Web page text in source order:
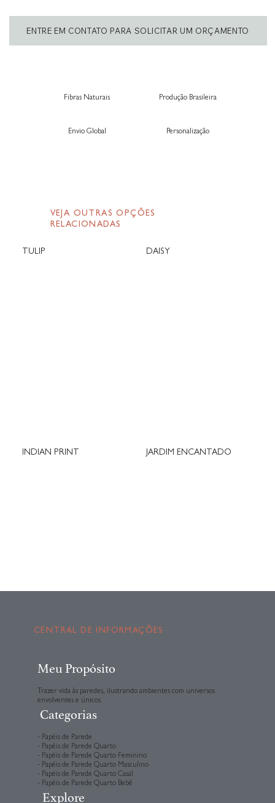
ENTRE EM CONTATO PARA SOLICITAR UM ORÇAMENTO
Fibras Naturais Produção Brasileira
Envio Global Personalização
VEJA OUTRAS OPÇÕES
RELACIONADAS
TULIP DAISY
INDIAN PRINT JARDIM ENCANTADO
CENTRAL DE INFORMAÇÕES
Meu Propósito
Trazer vida às paredes, ilustrando ambientes com universos
envolventes e únicos.
Categorias
- Papéis de Parede
- Papéis de Parede Quarto
- Papéis de Parede Quarto Feminino
- Papéis de Parede Quarto Masculino
- Papéis de Parede Quarto Casal
- Papéis de Parede Quarto Bebê
Explore